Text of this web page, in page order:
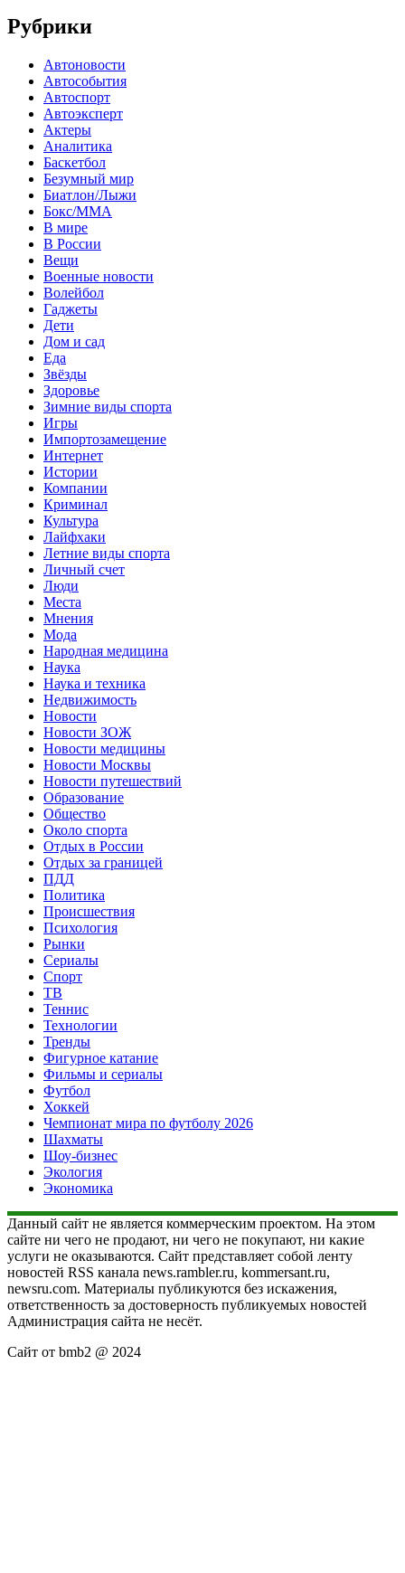
Рубрики
Автоновости
Автособытия
Автоспорт
Автоэксперт
Актеры
Аналитика
Баскетбол
Безумный мир
Биатлон/Лыжи
Бокс/MMA
В мире
В России
Вещи
Военные новости
Волейбол
Гаджеты
Дети
Дом и сад
Еда
Звёзды
Здоровье
Зимние виды спорта
Игры
Импортозамещение
Интернет
Истории
Компании
Криминал
Культура
Лайфхаки
Летние виды спорта
Личный счет
Люди
Места
Мнения
Мода
Народная медицина
Наука
Наука и техника
Недвижимость
Новости
Новости ЗОЖ
Новости медицины
Новости Москвы
Новости путешествий
Образование
Общество
Около спорта
Отдых в России
Отдых за границей
ПДД
Политика
Происшествия
Психология
Рынки
Сериалы
Спорт
ТВ
Теннис
Технологии
Тренды
Фигурное катание
Фильмы и сериалы
Футбол
Хоккей
Чемпионат мира по футболу 2026
Шахматы
Шоу-бизнес
Экология
Экономика
Данный сайт не является коммерческим проектом. На этом
сайте ни чего не продают, ни чего не покупают, ни какие
услуги не оказываются. Сайт представляет собой ленту
новостей RSS канала news.rambler.ru, kommersant.ru,
newsru.com. Материалы публикуются без искажения,
ответственность за достоверность публикуемых новостей
Администрация сайта не несёт.
Сайт от bmb2 @ 2024